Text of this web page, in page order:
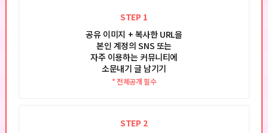
STEP 1
공유 이미지 + 복사한 URL을
본인 계정의 SNS 또는
자주 이용하는 커뮤니티에
소문내기 글 남기기
* 전체공개 필수
STEP 2